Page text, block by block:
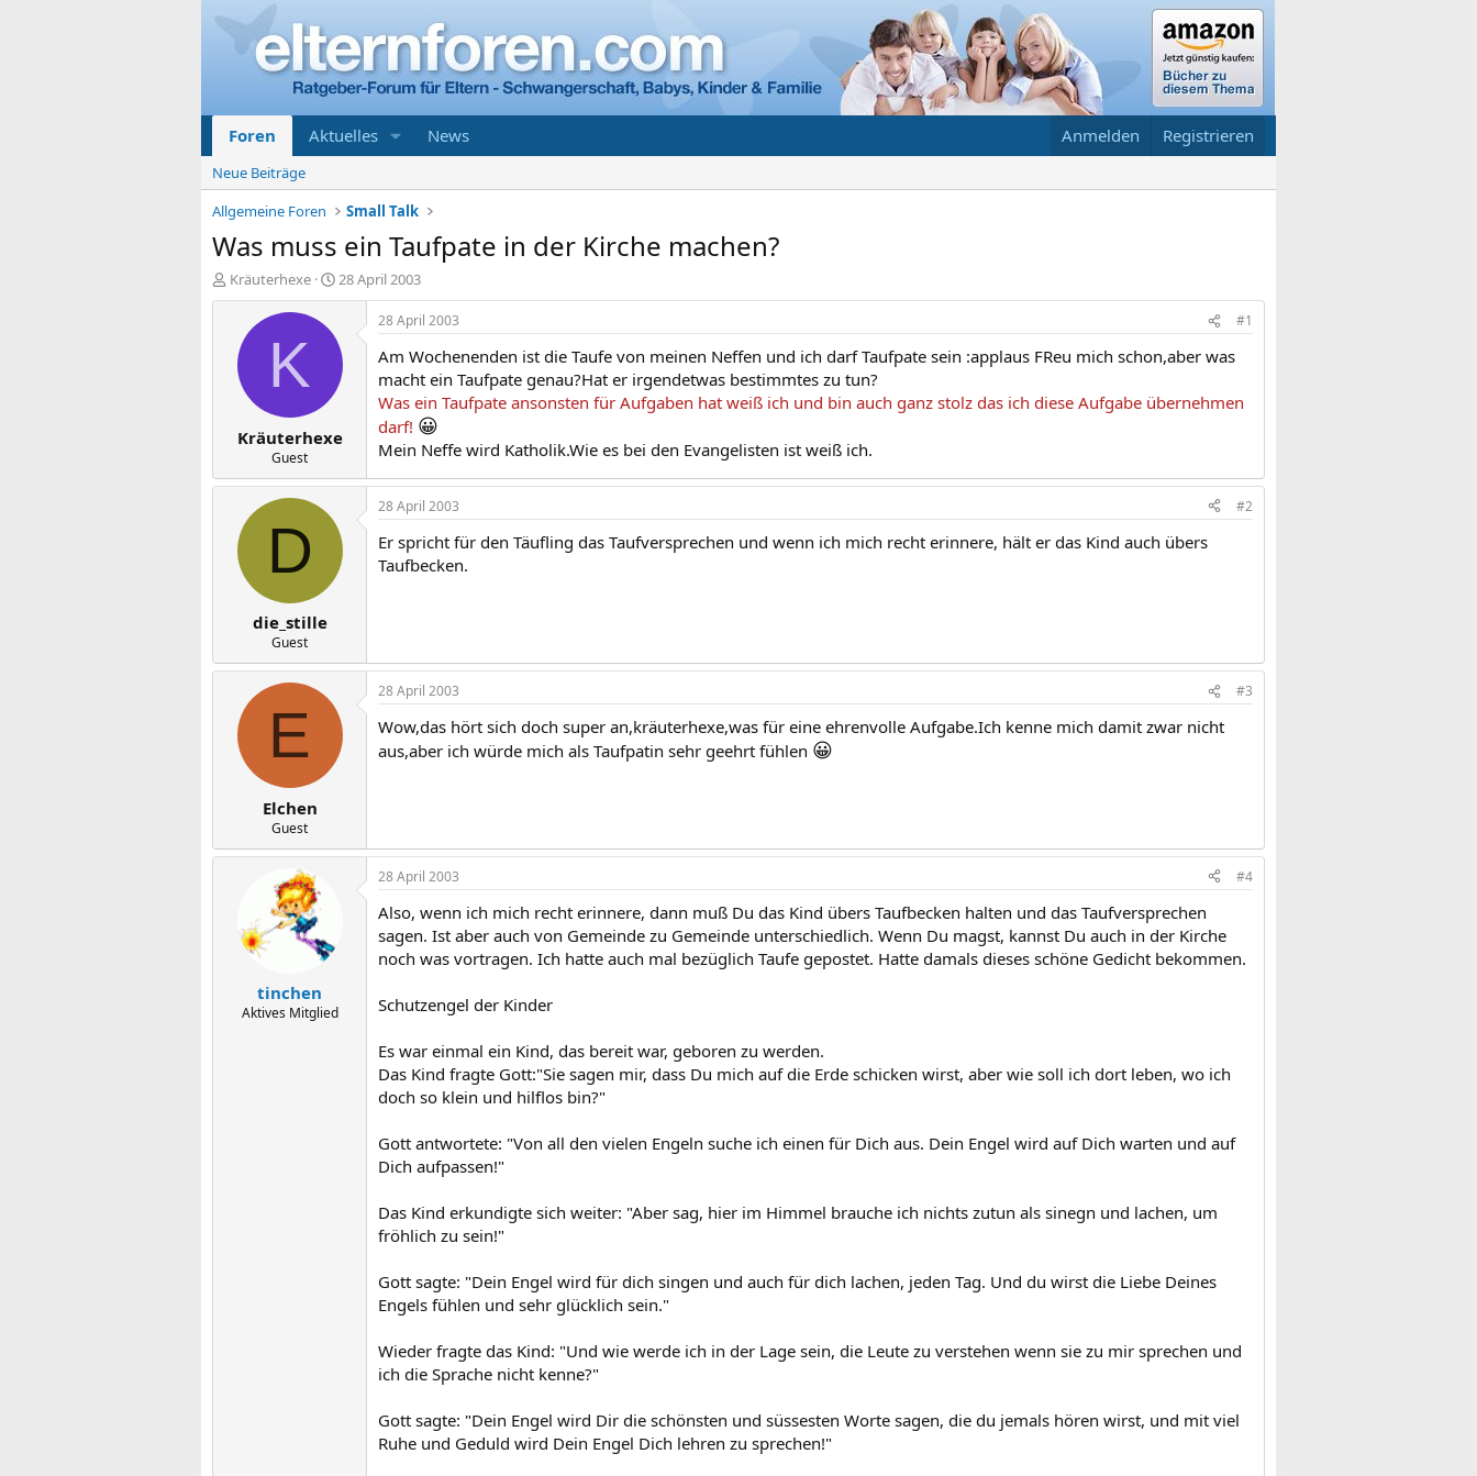
Foren Aktuelles News Anmelden Registrieren
Neue Beiträge
Allgemeine Foren
Small Talk
Was muss ein Taufpate in der Kirche machen?
E
r
Kräuterhexe
E
r
t
e
l
a
28 April 2003
K
Kräuterhexe
Guest
28 April 2003 #1
Am Wochenenden ist die Taufe von meinen Neffen und ich darf Taufpate sein :applaus FReu mich schon,aber was
macht ein Taufpate genau?Hat er irgendetwas bestimmtes zu tun?
Was ein Taufpate ansonsten für Aufgaben hat weiß ich und bin auch ganz stolz das ich diese Aufgabe übernehmen
darf! 😀
Mein Neffe wird Katholik.Wie es bei den Evangelisten ist weiß ich.
D
die_stille
Guest
28 April 2003 #2
Er spricht für den Täufling das Taufversprechen und wenn ich mich recht erinnere, hält er das Kind auch übers
Taufbecken.
E
Elchen
Guest
28 April 2003 #3
Wow,das hört sich doch super an,kräuterhexe,was für eine ehrenvolle Aufgabe.Ich kenne mich damit zwar nicht
aus,aber ich würde mich als Taufpatin sehr geehrt fühlen 😀
tinchen
Aktives Mitglied
28 April 2003 #4
Also, wenn ich mich recht erinnere, dann muß Du das Kind übers Taufbecken halten und das Taufversprechen
sagen. Ist aber auch von Gemeinde zu Gemeinde unterschiedlich. Wenn Du magst, kannst Du auch in der Kirche
noch was vortragen. Ich hatte auch mal bezüglich Taufe gepostet. Hatte damals dieses schöne Gedicht bekommen.
Schutzengel der Kinder
Es war einmal ein Kind, das bereit war, geboren zu werden.
Das Kind fragte Gott:"Sie sagen mir, dass Du mich auf die Erde schicken wirst, aber wie soll ich dort leben, wo ich
doch so klein und hilflos bin?"
Gott antwortete: "Von all den vielen Engeln suche ich einen für Dich aus. Dein Engel wird auf Dich warten und auf
Dich aufpassen!"
Das Kind erkundigte sich weiter: "Aber sag, hier im Himmel brauche ich nichts zutun als sinegn und lachen, um
fröhlich zu sein!"
Gott sagte: "Dein Engel wird für dich singen und auch für dich lachen, jeden Tag. Und du wirst die Liebe Deines
Engels fühlen und sehr glücklich sein."
Wieder fragte das Kind: "Und wie werde ich in der Lage sein, die Leute zu verstehen wenn sie zu mir sprechen und
ich die Sprache nicht kenne?"
Gott sagte: "Dein Engel wird Dir die schönsten und süssesten Worte sagen, die du jemals hören wirst, und mit viel
Ruhe und Geduld wird Dein Engel Dich lehren zu sprechen!"